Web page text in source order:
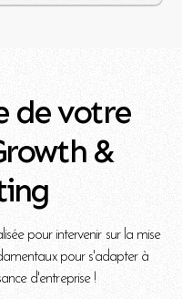
de votre
&
pour intervenir sur la mise
pour s'adapter à
d'entreprise !